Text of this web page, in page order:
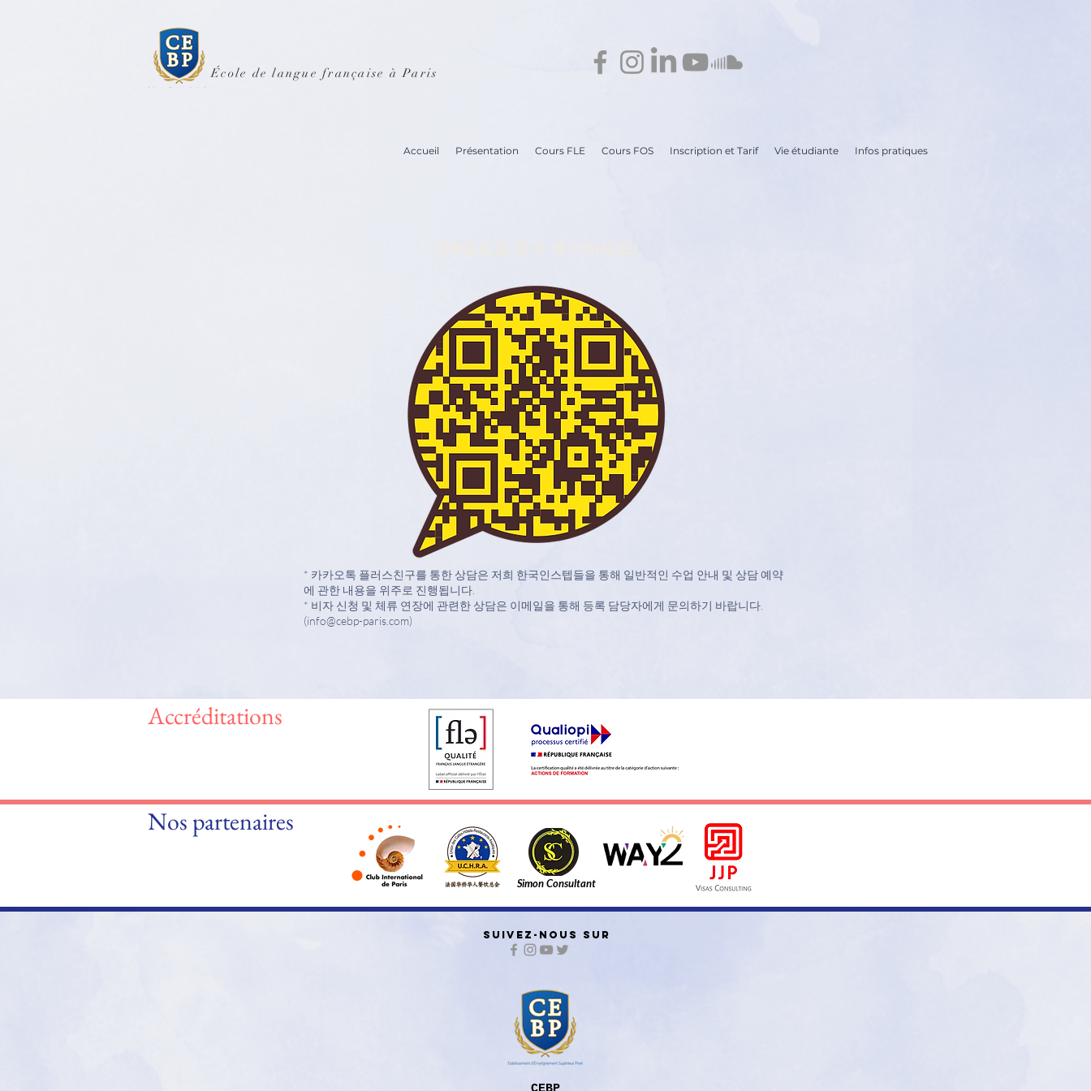
École de langue française à Paris
Accueil Présentation Cours FLE Cours FOS Inscription et Tarif Vie étudiante Infos pratiques
QR코드로 친구 추가하세요!
* 카카오톡 플러스친구를 통한 상담은 저희 한국인스텝들을 통해 일반적인 수업 안내 및 상담 예약
에 관한 내용을 위주로 진행됩니다.
* 비자 신청 및 체류 연장에 관련한 상담은 이메일을 통해 등록 담당자에게 문의하기 바랍니다.
(info@cebp-paris.com)
Accréditations
Nos partenaires
Simon Consultant
SUIVEZ-NOUS SUR